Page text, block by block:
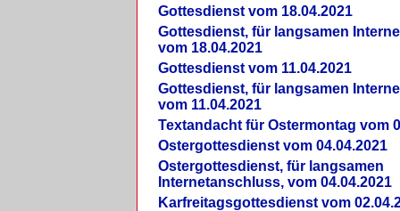
Gottesdienst vom 18.04.2021
Gottesdienst, für langsamen
vom 18.04.2021
Gottesdienst vom 11.04.2021
Gottesdienst, für langsamen
vom 11.04.2021
Textandacht für Ostermontag vom
Ostergottesdienst vom 04.04.2021
Ostergottesdienst, für langsamen
Internetanschluss, vom 04.04.2021
Karfreitagsgottesdienst vom